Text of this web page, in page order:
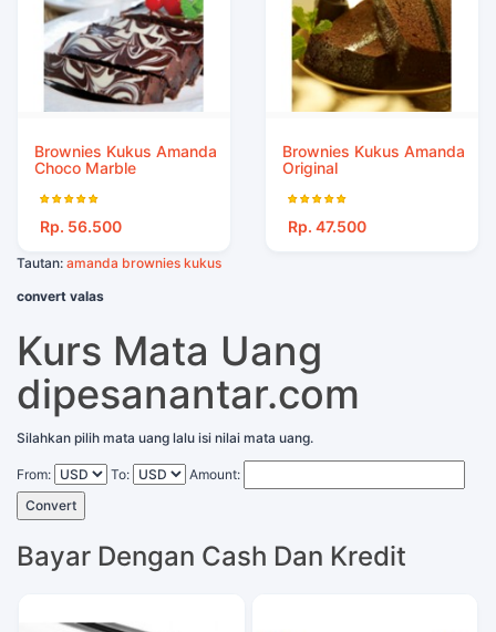
Brownies Kukus Amanda
Choco Marble
Rp. 56.500
Brownies Kukus Amanda
Original
Rp. 47.500
Tautan: amanda brownies kukus
convert valas
Kurs Mata Uang
dipesanantar.com
Silahkan pilih mata uang lalu isi nilai mata uang.
From: To:
Amount:
Convert
Bayar Dengan Cash Dan Kredit